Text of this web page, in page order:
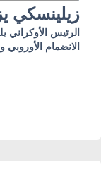
زيلينسكي
الرئيس
الانضمام الأوروبي